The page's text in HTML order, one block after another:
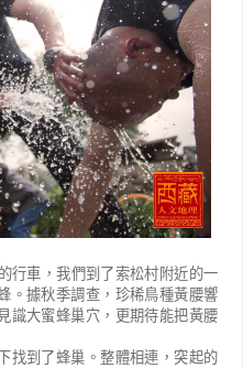
行車，我們到了索松村附近的一
。據秋季調查，珍稀鳥種黃腰響
識大蜜蜂巢穴，更期待能把黃腰
找到了蜂巢。整體相連，突起的